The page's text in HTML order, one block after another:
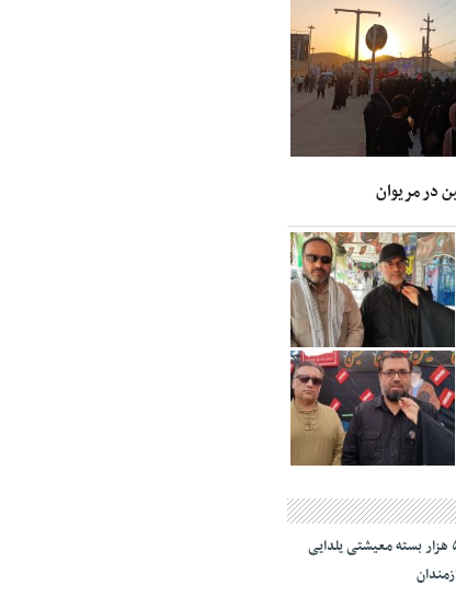
در مریوان
توزیع ۵ هزار بسته معیشتی یلدایی